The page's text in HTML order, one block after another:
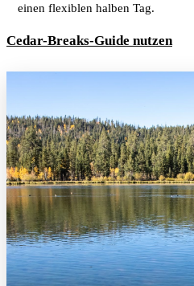
einen flexiblen halben Tag.
Cedar-Breaks-Guide nutzen